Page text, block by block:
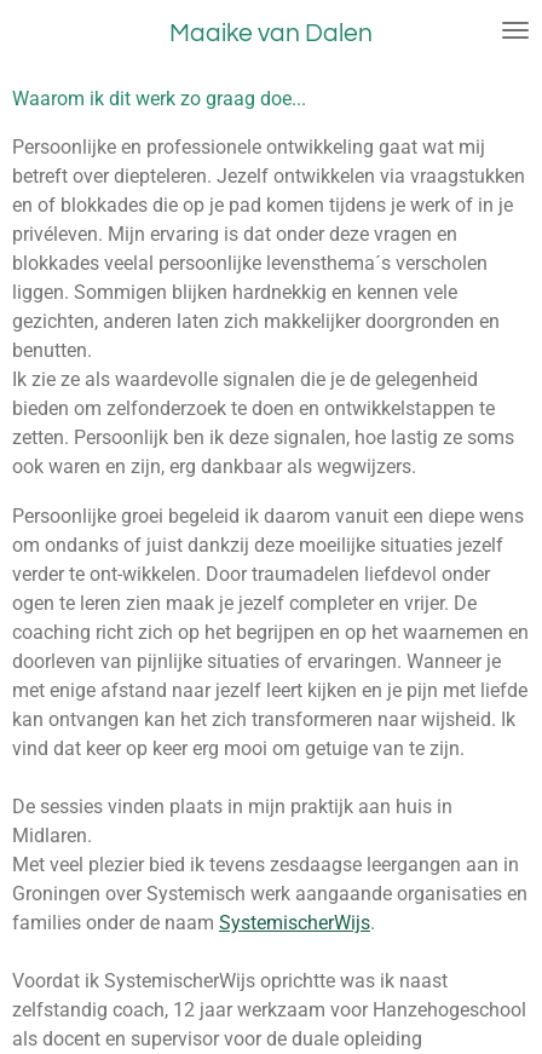
de
hoofdinhoud
Maaike van Dalen
Waarom ik dit werk zo graag doe...
Persoonlijke en professionele ontwikkeling gaat wat mij
betreft over diepteleren. Jezelf ontwikkelen via vraagstukken
en of blokkades die op je pad komen tijdens je werk of in je
privéleven. Mijn ervaring is dat onder deze vragen en
blokkades veelal persoonlijke levensthema´s verscholen
liggen. Sommigen blijken hardnekkig en kennen vele
gezichten, anderen laten zich makkelijker doorgronden en
benutten.
Ik zie ze als waardevolle signalen die je de gelegenheid
bieden om zelfonderzoek te doen en ontwikkelstappen te
zetten. Persoonlijk ben ik deze signalen, hoe lastig ze soms
ook waren en zijn, erg dankbaar als wegwijzers.
Persoonlijke groei begeleid ik daarom vanuit een diepe wens
om ondanks of juist dankzij deze moeilijke situaties jezelf
verder te ont-wikkelen. Door traumadelen liefdevol onder
ogen te leren zien maak je jezelf completer en vrijer. De
coaching richt zich op het begrijpen en op het waarnemen en
doorleven van pijnlijke situaties of ervaringen. Wanneer je
met enige afstand naar jezelf leert kijken en je pijn met liefde
kan ontvangen kan het zich transformeren naar wijsheid. Ik
vind dat keer op keer erg mooi om getuige van te zijn.
De sessies vinden plaats in mijn praktijk aan huis in
Midlaren.
Met veel plezier bied ik tevens zesdaagse leergangen aan in
Groningen over Systemisch werk aangaande organisaties en
families onder de naam SystemischerWijs.
Voordat ik SystemischerWijs oprichtte was ik naast
zelfstandig coach, 12 jaar werkzaam voor Hanzehogeschool
als docent en supervisor voor de duale opleiding